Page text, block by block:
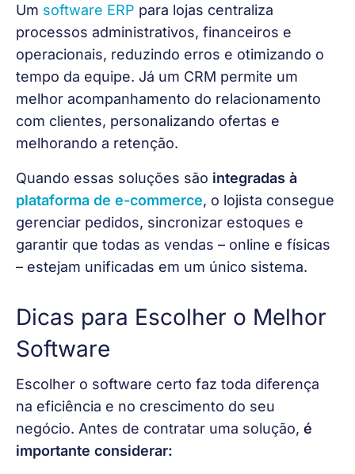
Um software ERP para lojas centraliza
processos administrativos, financeiros e
operacionais, reduzindo erros e otimizando o
tempo da equipe. Já um CRM permite um
melhor acompanhamento do relacionamento
com clientes, personalizando ofertas e
melhorando a retenção.
Quando essas soluções são integradas à
plataforma de e-commerce, o lojista consegue
gerenciar pedidos, sincronizar estoques e
garantir que todas as vendas – online e físicas
– estejam unificadas em um único sistema.
Dicas para Escolher o Melhor
Software
Escolher o software certo faz toda diferença
na eficiência e no crescimento do seu
negócio. Antes de contratar uma solução, é
importante considerar: